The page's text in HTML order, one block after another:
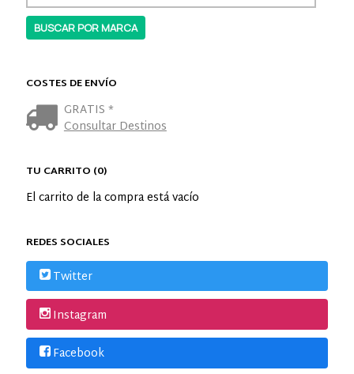
COSTES DE ENVÍO
GRATIS *
Consultar Destinos
TU CARRITO (0)
El carrito de la compra está vacío
REDES SOCIALES
Twitter
Instagram
Facebook